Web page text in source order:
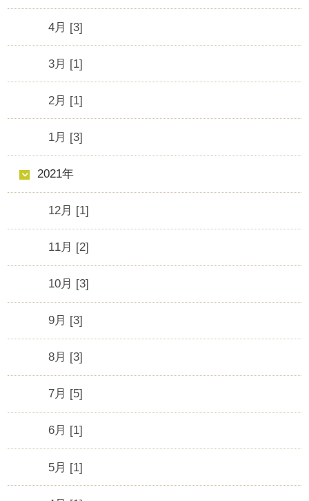
4月 [3]
3月 [1]
2月 [1]
1月 [3]
2021年
12月 [1]
11月 [2]
10月 [3]
9月 [3]
8月 [3]
7月 [5]
6月 [1]
5月 [1]